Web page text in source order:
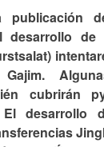
publicación
desarrollo de
cubrirán
desarrollo